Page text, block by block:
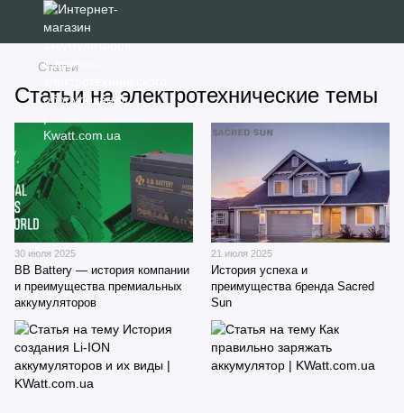
Статьи
Статьи на электротехнические темы
30 июля 2025
BB Battery — история компании
и преимущества премиальных
аккумуляторов
21 июля 2025
История успеха и
преимущества бренда Sacred
Sun